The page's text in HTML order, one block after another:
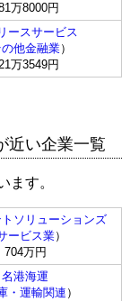
万8000円
ースサービス
の他金融業）
万3549円
近い企業一覧
ます。
ソリューションズ
ービス業）
704万円
名港海運
・運輸関連 ）